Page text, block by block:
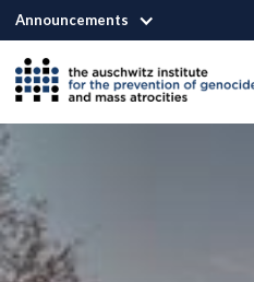
Announcements